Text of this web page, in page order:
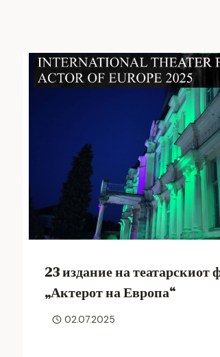
23 издание на театарскиот
„Актерот на Европа“
02.07.2025